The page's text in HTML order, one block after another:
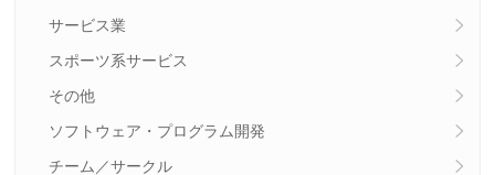
サービス業
スポーツ系サービス
その他
ソフトウェア・プログラム開発
チーム／サークル